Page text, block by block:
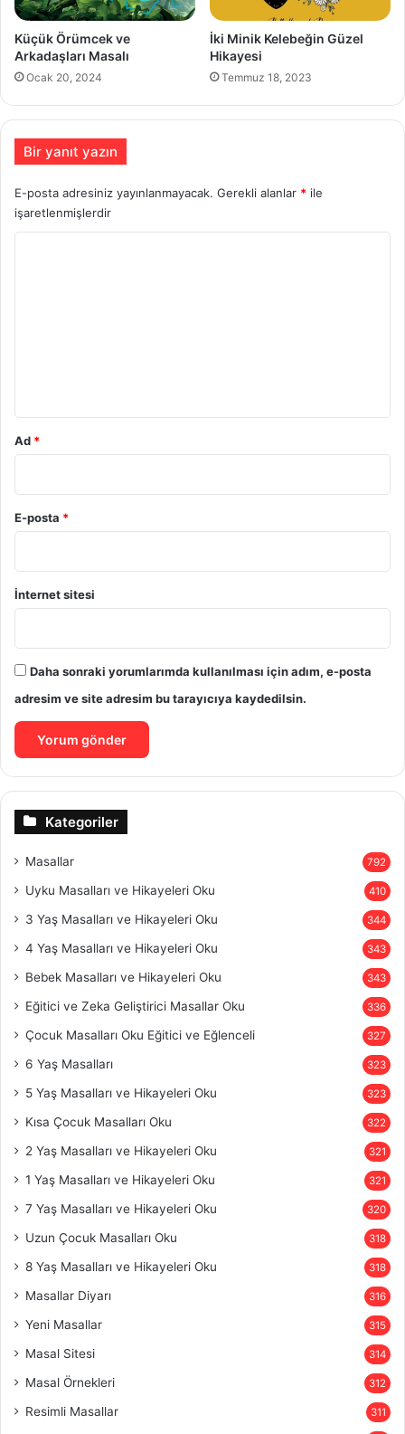
Küçük Örümcek ve
Arkadaşları Masalı
Ocak 20, 2024
İki Minik Kelebeğin Güzel
Hikayesi
Temmuz 18, 2023
Bir yanıt yazın
E-posta adresiniz yayınlanmayacak. Gerekli alanlar * ile
işaretlenmişlerdir
Ad *
E-posta *
İnternet sitesi
Daha sonraki yorumlarımda kullanılması için adım, e-posta
adresim ve site adresim bu tarayıcıya kaydedilsin.
Kategoriler
Masallar 792
Uyku Masalları ve Hikayeleri Oku 410
3 Yaş Masalları ve Hikayeleri Oku 344
4 Yaş Masalları ve Hikayeleri Oku 343
Bebek Masalları ve Hikayeleri Oku 343
Eğitici ve Zeka Geliştirici Masallar Oku 336
Çocuk Masalları Oku Eğitici ve Eğlenceli 327
6 Yaş Masalları 323
5 Yaş Masalları ve Hikayeleri Oku 323
Kısa Çocuk Masalları Oku 322
2 Yaş Masalları ve Hikayeleri Oku 321
1 Yaş Masalları ve Hikayeleri Oku 321
7 Yaş Masalları ve Hikayeleri Oku 320
Uzun Çocuk Masalları Oku 318
8 Yaş Masalları ve Hikayeleri Oku 318
Masallar Diyarı 316
Yeni Masallar 315
Masal Sitesi 314
Masal Örnekleri 312
Resimli Masallar 311